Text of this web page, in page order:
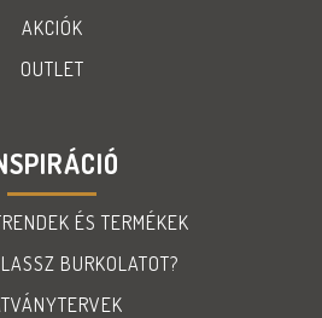
AKCIÓK
OUTLET
ÉS TERMÉKEK
BURKOLATOT?